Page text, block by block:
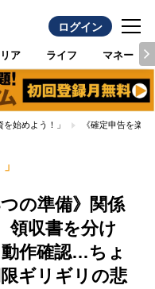
ログイン
ア ライフ マネー
始めよう！」 《確定申告を楽
の準備》関係
領収書を分け
作確認…ちょ
ギリギリの悲